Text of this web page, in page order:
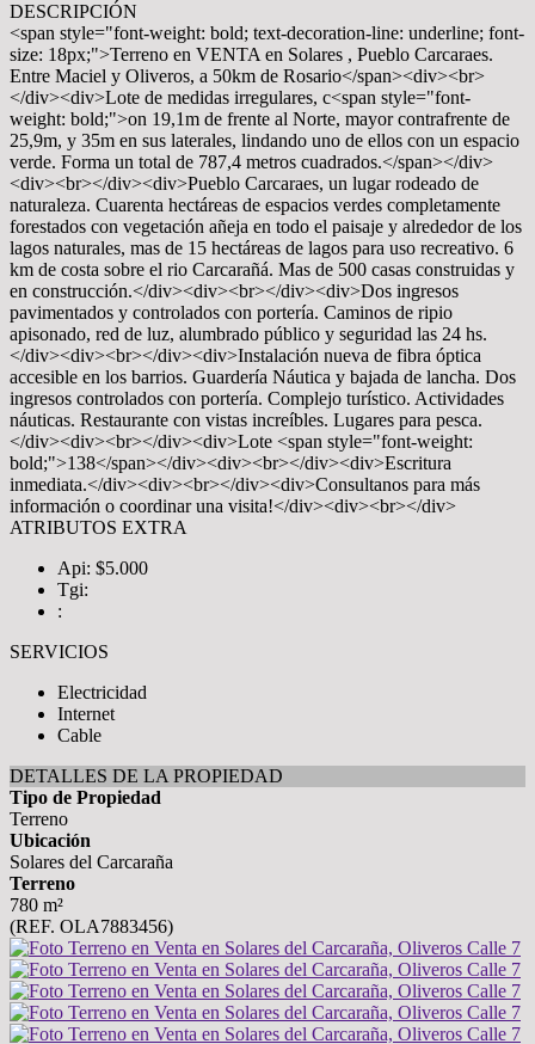
DESCRIPCIÓN
<span style="font-weight: bold; text-decoration-line: underline; font-
size: 18px;">Terreno en VENTA en Solares , Pueblo Carcaraes.
Entre Maciel y Oliveros, a 50km de Rosario</span><div><br>
</div><div>Lote de medidas irregulares, c<span style="font-
weight: bold;">on 19,1m de frente al Norte, mayor contrafrente de
25,9m, y 35m en sus laterales, lindando uno de ellos con un espacio
verde. Forma un total de 787,4 metros cuadrados.</span></div>
<div><br></div><div>Pueblo Carcaraes, un lugar rodeado de
naturaleza. Cuarenta hectáreas de espacios verdes completamente
forestados con vegetación añeja en todo el paisaje y alrededor de los
lagos naturales, mas de 15 hectáreas de lagos para uso recreativo. 6
km de costa sobre el rio Carcarañá. Mas de 500 casas construidas y
en construcción.</div><div><br></div><div>Dos ingresos
pavimentados y controlados con portería. Caminos de ripio
apisonado, red de luz, alumbrado público y seguridad las 24 hs.
</div><div><br></div><div>Instalación nueva de fibra óptica
accesible en los barrios. Guardería Náutica y bajada de lancha. Dos
ingresos controlados con portería. Complejo turístico. Actividades
náuticas. Restaurante con vistas increíbles. Lugares para pesca.
</div><div><br></div><div>Lote <span style="font-weight:
bold;">138</span></div><div><br></div><div>Escritura
inmediata.</div><div><br></div><div>Consultanos para más
información o coordinar una visita!</div><div><br></div>
ATRIBUTOS EXTRA
Api: $5.000
Tgi:
:
SERVICIOS
Electricidad
Internet
Cable
DETALLES DE LA PROPIEDAD
Tipo de Propiedad
Terreno
Ubicación
Solares del Carcaraña
Terreno
780 m²
(REF. OLA7883456)